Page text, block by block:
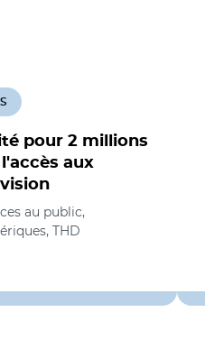
pour 2 millions
aux
au public,
THD